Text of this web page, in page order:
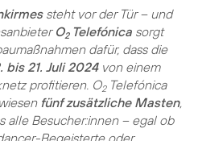
steht vor der Tür – und
O2Telefónica sorgt
dafür, dass die
bis 21. Juli 2024von einem
profitieren. O2Telefónica
fünf zusätzliche Masten,
alle Besucher:innen – egal ob
Begeisterte oder